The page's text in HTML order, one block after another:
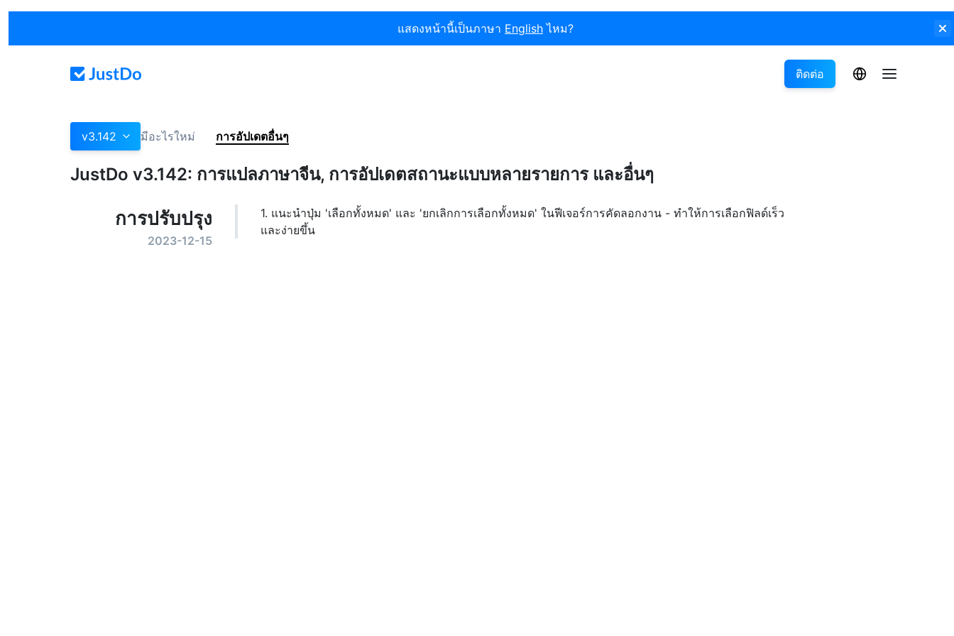
แสดงหน้านี้เป็นภาษา English ไหม?
ติดต่อ
v3.142 มีอะไรใหม่ การอัปเดตอื่นๆ
JustDo v3.142: การแปลภาษาจีน, การอัปเดตสถานะแบบหลายรายการ และอื่นๆ
การปรับปรุง
2023-12-15
1. แนะนำปุ่ม 'เลือกทั้งหมด' และ 'ยกเลิกการเลือกทั้งหมด' ในฟีเจอร์การคัดลอกงาน - ทำให้การเลือกฟิลด์เร็ว
และง่ายขึ้น